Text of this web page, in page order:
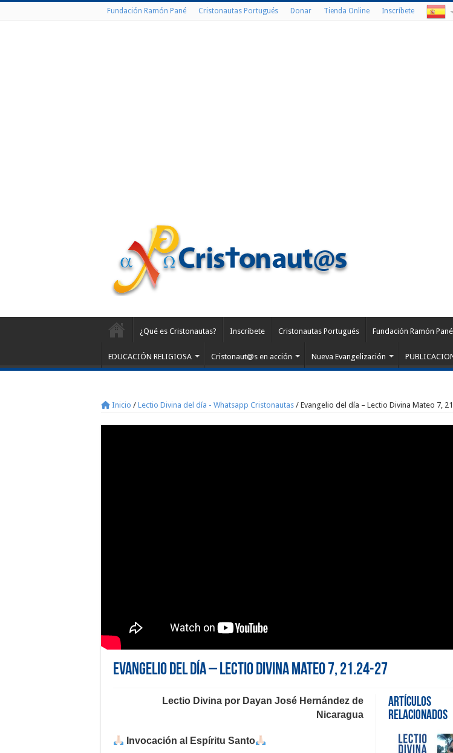
Fundación Ramón Pané Cristonautas Portugués Donar Tienda Online Inscríbete
¿Qué es Cristonautas? Inscríbete Cristonautas Portugués Fundación Ramón Pané
EDUCACIÓN RELIGIOSA Cristonaut@s en acción Nueva Evangelización
Inicio / Lectio Divina del día - Whatsapp Cristonautas / Evangelio del día – Lectio Divina Mateo 7,
Evangelio del día – Lectio Divina Mateo 7, 21.24-27
Artículos
Relacionados
Lectio Divina por Dayan José Hernández de
Nicaragua
Invocación al Espíritu Santo